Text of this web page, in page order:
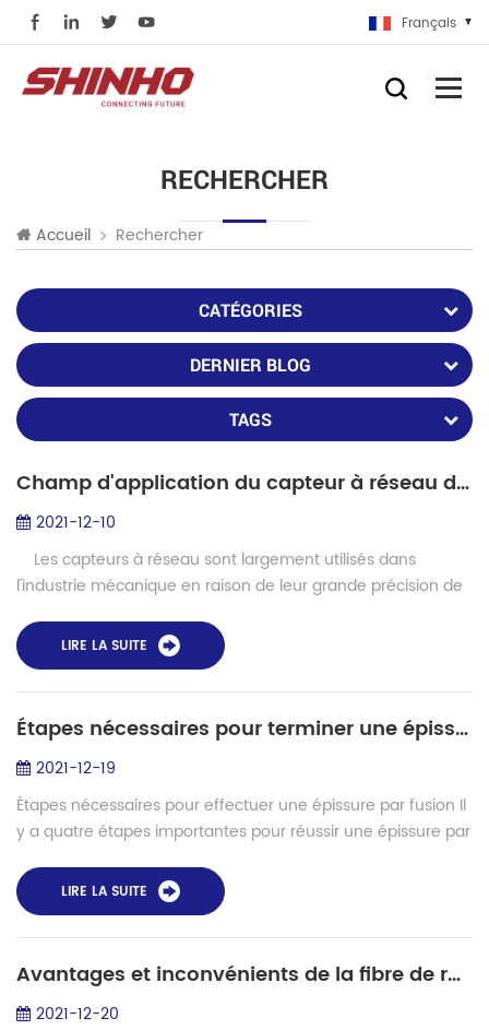
Français
RECHERCHER
Accueil Rechercher
CATÉGORIES
DERNIER BLOG
TAGS
Champ d'application du capteur à réseau de Bragg à fibre
2021-12-10
Les capteurs à réseau sont largement utilisés dans
l'industrie mécanique en raison de leur grande précision de
mesure sans contac...
LIRE LA SUITE
Étapes nécessaires pour terminer une épissure par fusion
2021-12-19
Étapes nécessaires pour effectuer une épissure par fusion Il
y a quatre étapes importantes pour réussir une épissure par
avec soin et dans l...
LIRE LA SUITE
Avantages et inconvénients de la fibre de ruban
2021-12-20